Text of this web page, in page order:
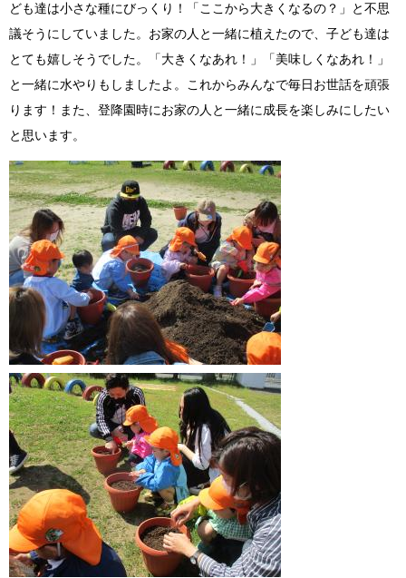
ども達は小さな種にびっくり！「ここから大きくなるの？」と不思
議そうにしていました。お家の人と一緒に植えたので、子ども達は
とても嬉しそうでした。「大きくなあれ！」「美味しくなあれ！」
と一緒に水やりもしましたよ。これからみんなで毎日お世話を頑張
ります！また、登降園時にお家の人と一緒に成長を楽しみにしたい
と思います。